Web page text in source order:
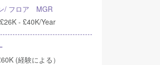
/ フロア MGR
- £40K/Year
(経験による）